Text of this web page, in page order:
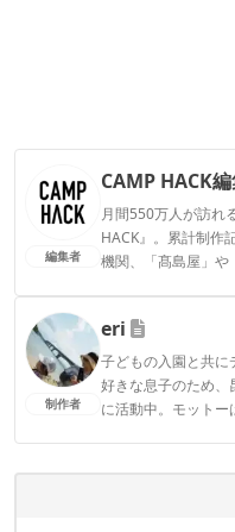
編集者
CAMP HACK
月間550万人が訪れ
HACK』。累計制作
機関、「髙島屋」
CAMP HACK編集
制作者
eri
子どもの入園と共に
好きな息子のため
に活動中。モット